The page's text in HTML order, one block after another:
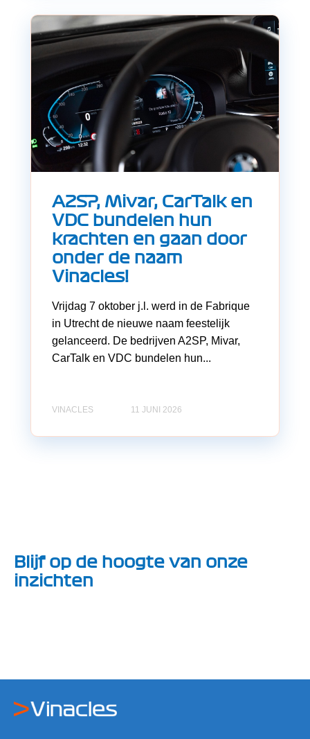
A2SP, Mivar, CarTalk en
VDC bundelen hun
krachten en gaan door
onder de naam
Vinacles!
Vrijdag 7 oktober j.l. werd in de Fabrique
in Utrecht de nieuwe naam feestelijk
gelanceerd. De bedrijven A2SP, Mivar,
CarTalk en VDC bundelen hun...
VINACLES 11 JUNI 2026
Blijf op de hoogte van onze
inzichten